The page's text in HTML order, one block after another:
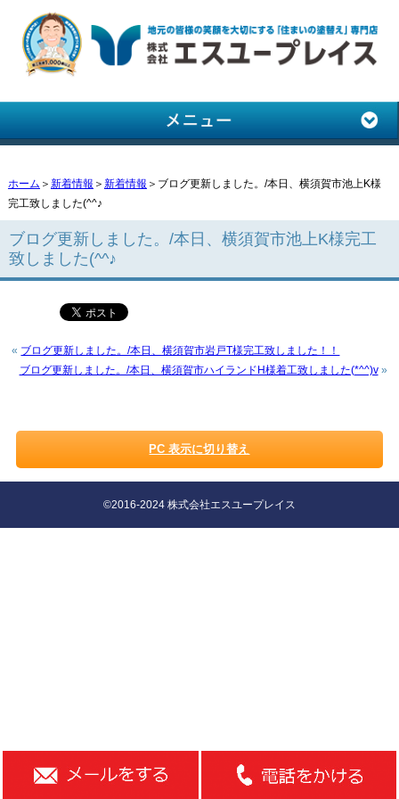
ホーム ＞ 新着情報 ＞ 新着情報 ＞ブログ更新しました。/本日、横須賀市池上K様
完工致しました(^^♪
ブログ更新しました。/本日、横須賀市池上K様完工
致しました(^^♪
« ブログ更新しました。/本日、横須賀市岩戸T様完工致しました！！
ブログ更新しました。/本日、横須賀市ハイランドH様着工致しました(*^^)v»
PC 表示に切り替え
©2016-2024 株式会社エスユープレイス